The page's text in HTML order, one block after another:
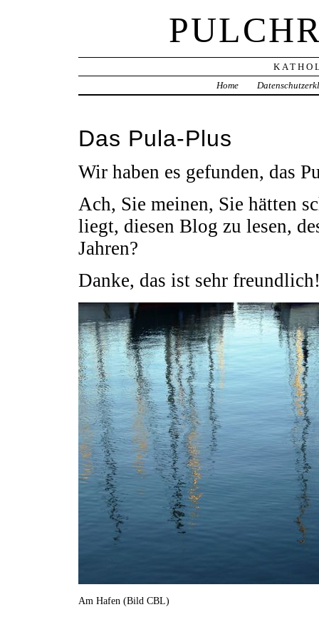
Home
Das Pula-Plus
Wir haben es gefunden, das
Ach, Sie meinen, Sie hätten
liegt, diesen Blog zu lesen,
Jahren?
Danke, das ist sehr
Am Hafen (Bild CBL)